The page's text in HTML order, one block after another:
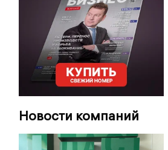
Новости компаний